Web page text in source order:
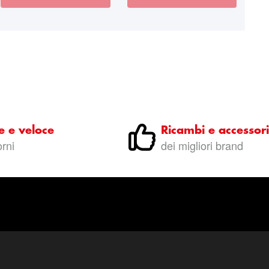
e veloce Ricambi e accessori
dei migliori brand